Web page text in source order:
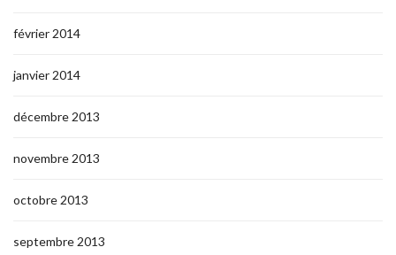
février 2014
janvier 2014
décembre 2013
novembre 2013
octobre 2013
septembre 2013